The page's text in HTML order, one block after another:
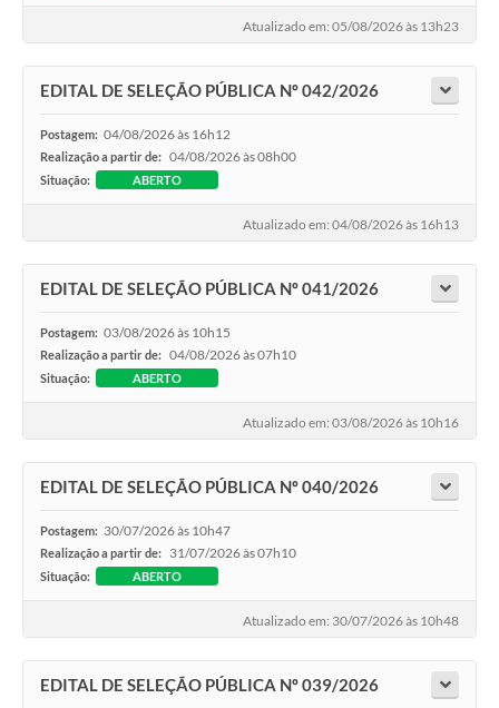
Atualizado em: 05/08/2026 às 13h23
EDITAL DE SELEÇÃO PÚBLICA Nº 042/2026
Postagem: 04/08/2026 às 16h12
Realização a partir de: 04/08/2026 às 08h00
Situação: ABERTO
Atualizado em: 04/08/2026 às 16h13
EDITAL DE SELEÇÃO PÚBLICA Nº 041/2026
Postagem: 03/08/2026 às 10h15
Realização a partir de: 04/08/2026 às 07h10
Situação: ABERTO
Atualizado em: 03/08/2026 às 10h16
EDITAL DE SELEÇÃO PÚBLICA Nº 040/2026
Postagem: 30/07/2026 às 10h47
Realização a partir de: 31/07/2026 às 07h10
Situação: ABERTO
Atualizado em: 30/07/2026 às 10h48
EDITAL DE SELEÇÃO PÚBLICA Nº 039/2026